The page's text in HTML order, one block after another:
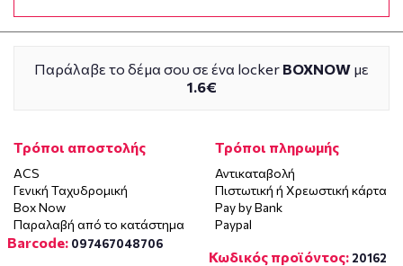
Παράλαβε το δέμα σου σε ένα locker BOXNOW με
1.6€
Τρόποι αποστολής
ACS
Γενική Ταχυδρομική
Box Now
Παραλαβή από το κατάστημα
Τρόποι πληρωμής
Αντικαταβολή
Πιστωτική ή Χρεωστική κάρτα
Pay by Bank
Paypal
Barcode: 097467048706
Κωδικός προϊόντος: 20162